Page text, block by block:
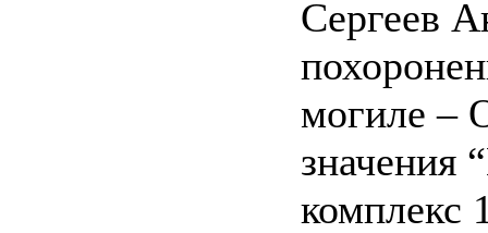
Сергеев
могиле –
значения
комплекс